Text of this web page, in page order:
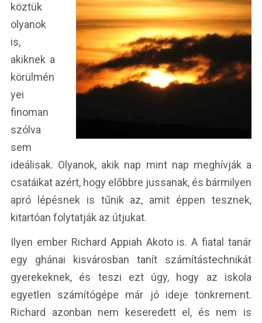
köztük
olyanok
is,
akiknek a
körülmén
yei
finoman
szólva
sem
ideálisak. Olyanok, akik nap mint nap meghívják a
csatáikat azért, hogy előbbre jussanak, és bármilyen
apró lépésnek is tűnik az, amit éppen tesznek,
kitartóan folytatják az útjukat.
Ilyen ember Richard Appiah Akoto is. A fiatal tanár
egy ghánai kisvárosban tanít számítástechnikát
gyerekeknek, és teszi ezt úgy, hogy az iskola
egyetlen számítógépe már jó ideje tönkrement.
Richard azonban nem keseredett el, és nem is